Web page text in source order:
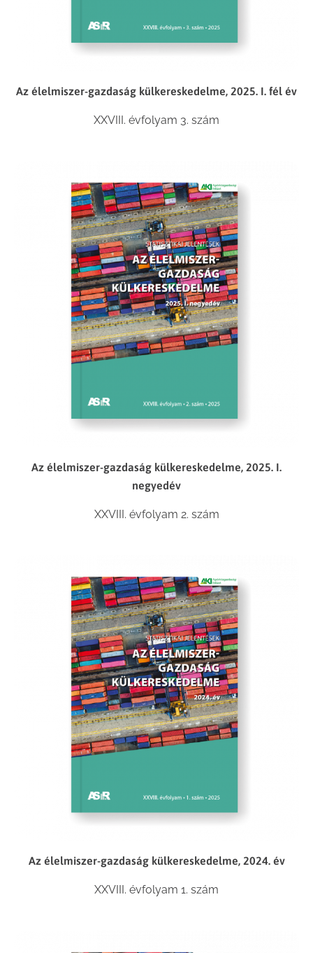
Az élelmiszer-gazdaság külkereskedelme, 2025. I. fél év
XXVIII. évfolyam 3. szám
Az élelmiszer-gazdaság külkereskedelme, 2025. I.
negyedév
XXVIII. évfolyam 2. szám
Az élelmiszer-gazdaság külkereskedelme, 2024. év
XXVIII. évfolyam 1. szám